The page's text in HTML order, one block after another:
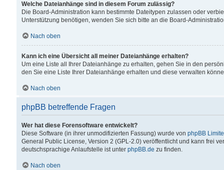
Welche Dateianhänge sind in diesem Forum zulässig?
Die Board-Administration kann bestimmte Dateitypen zulassen oder
Unterstützung benötigen, wenden Sie sich bitte an die Board-
Nach oben
Kann ich eine Übersicht all meiner Dateianhänge erhalten?
Um eine Liste all Ihrer Dateianhänge zu erhalten, gehen Sie in den
den Sie eine Liste Ihrer Dateianhänge erhalten und diese verwalten
Nach oben
phpBB betreffende Fragen
Wer hat diese Forensoftware entwickelt?
Diese Software (in ihrer unmodifizierten Fassung) wurde von phpBB
General Public License, Version 2 (GPL-2.0) veröffentlicht und kann frei
deutschsprachige Anlaufstelle ist unter phpBB.de zu finden.
Nach oben